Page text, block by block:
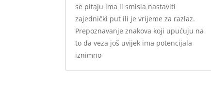
se pitaju ima li smisla nastaviti
zajednički put ili je vrijeme za razlaz.
Prepoznavanje znakova koji upućuju na
to da veza još uvijek ima potencijala
iznimno